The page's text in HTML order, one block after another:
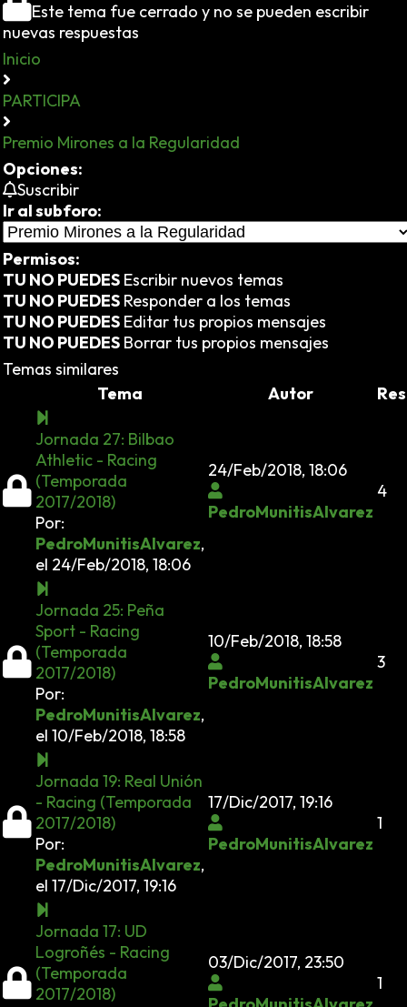
Este tema fue cerrado y no se pueden escribir
nuevas respuestas
Inicio
PARTICIPA
Premio Mirones a la Regularidad
Opciones:
Suscribir
Ir al subforo:
Permisos:
TU NO PUEDES Escribir nuevos temas
TU NO PUEDES Responder a los temas
TU NO PUEDES Editar tus propios mensajes
TU NO PUEDES Borrar tus propios mensajes
Temas similares
Tema
Autor
Jornada 27: Bilbao
Athletic - Racing
(Temporada
2017/2018)
Por:
PedroMunitisAlvarez,
el 24/Feb/2018, 18:06
24/Feb/2018, 18:06
PedroMunitisAlvarez
4
Jornada 25: Peña
Sport - Racing
(Temporada
2017/2018)
Por:
PedroMunitisAlvarez,
el 10/Feb/2018, 18:58
10/Feb/2018, 18:58
PedroMunitisAlvarez
3
Jornada 19: Real Unión
- Racing (Temporada
2017/2018)
Por:
PedroMunitisAlvarez,
el 17/Dic/2017, 19:16
17/Dic/2017, 19:16
PedroMunitisAlvarez
1
Jornada 17: UD
Logroñés - Racing
(Temporada
2017/2018)
03/Dic/2017, 23:50
1